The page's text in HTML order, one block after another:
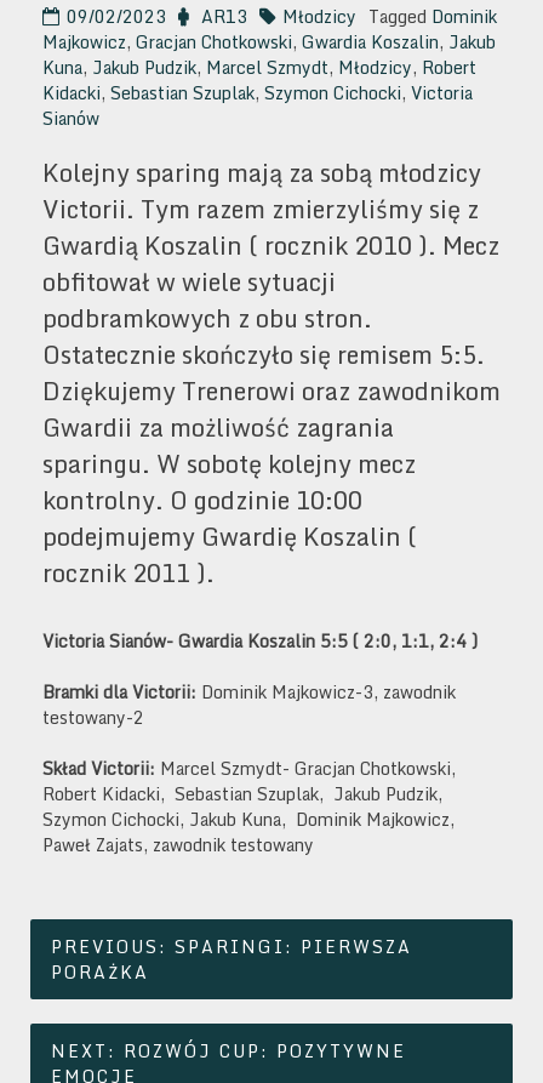
09/02/2023 AR13 Młodzicy Tagged Dominik
Majkowicz, Gracjan Chotkowski, Gwardia Koszalin, Jakub
Kuna, Jakub Pudzik, Marcel Szmydt, Młodzicy, Robert
Kidacki, Sebastian Szuplak, Szymon Cichocki, Victoria
Sianów
Kolejny sparing mają za sobą młodzicy
Victorii. Tym razem zmierzyliśmy się z
Gwardią Koszalin ( rocznik 2010 ). Mecz
obfitował w wiele sytuacji
podbramkowych z obu stron.
Ostatecznie skończyło się remisem 5:5.
Dziękujemy Trenerowi oraz zawodnikom
Gwardii za możliwość zagrania
sparingu. W sobotę kolejny mecz
kontrolny. O godzinie 10:00
podejmujemy Gwardię Koszalin (
rocznik 2011 ).
Victoria Sianów- Gwardia Koszalin 5:5 ( 2:0, 1:1, 2:4 )
Bramki dla Victorii: Dominik Majkowicz-3, zawodnik
testowany-2
Skład Victorii: Marcel Szmydt- Gracjan Chotkowski,
Robert Kidacki, Sebastian Szuplak, Jakub Pudzik,
Szymon Cichocki, Jakub Kuna, Dominik Majkowicz,
Paweł Zajats, zawodnik testowany
Nawigacja
wpisu
PREVIOUS: SPARINGI: PIERWSZA
PORAŻKA
NEXT: ROZWÓJ CUP: POZYTYWNE
EMOCJE